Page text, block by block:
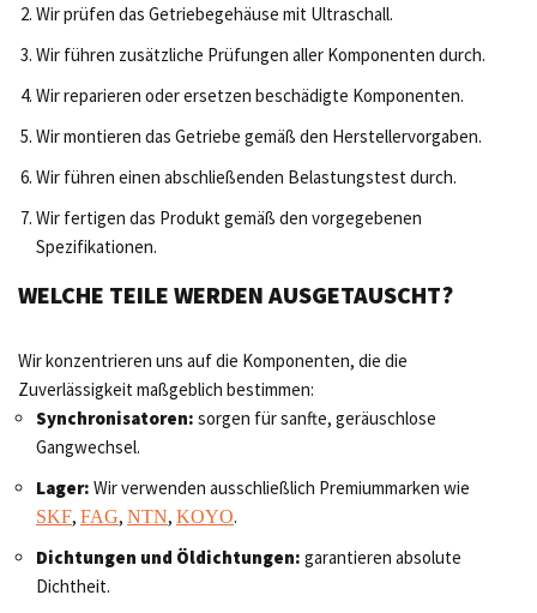
Wir prüfen das Getriebegehäuse mit Ultraschall.
Wir führen zusätzliche Prüfungen aller Komponenten durch.
Wir reparieren oder ersetzen beschädigte Komponenten.
Wir montieren das Getriebe gemäß den Herstellervorgaben.
Wir führen einen abschließenden Belastungstest durch.
Wir fertigen das Produkt gemäß den vorgegebenen
Spezifikationen.
WELCHE TEILE WERDEN AUSGETAUSCHT?
Wir konzentrieren uns auf die Komponenten, die die
Zuverlässigkeit maßgeblich bestimmen:
Synchronisatoren: sorgen für sanfte, geräuschlose
Gangwechsel.
Lager: Wir verwenden ausschließlich Premiummarken wie
SKF, FAG, NTN, KOYO.
Dichtungen und Öldichtungen: garantieren absolute
Dichtheit.